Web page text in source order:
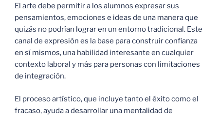
El arte debe permitir a los alumnos expresar sus
pensamientos, emociones e ideas de una manera que
quizás no podrían lograr en un entorno tradicional. Este
canal de expresión es la base para construir confianza
en sí mismos, una habilidad interesante en cualquier
contexto laboral y más para personas con limitaciones
de integración.
El proceso artístico, que incluye tanto el éxito como el
fracaso, ayuda a desarrollar una mentalidad de